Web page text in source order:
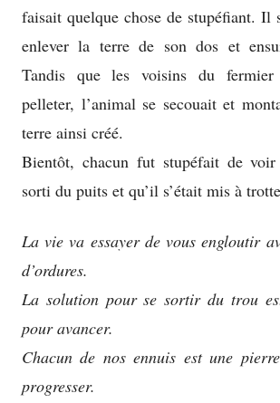
faisait quelque chose de stupéfiant. Il
enlever la terre de son dos et
Tandis que les voisins du fermier
pelleter, l’animal se secouait et
terre ainsi créé.
Bientôt, chacun fut stupéfait de
sorti du puits et qu’il s’était mis à
La vie va essayer de vous engloutir
d’ordures.
La solution pour se sortir du trou
pour avancer.
Chacun de nos ennuis est une
progresser.